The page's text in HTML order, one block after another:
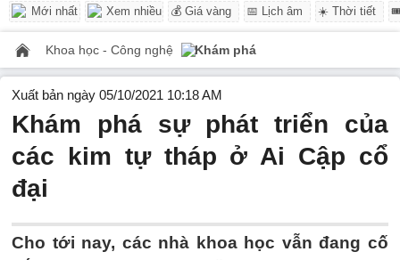
Mới nhất Xem nhiều 💰 Giá vàng 📅 Lịch âm ☀️ Thời tiết
Khoa học - Công nghệ Khám phá
Xuất bản ngày 05/10/2021 10:18 AM
Khám phá sự phát triển của
các kim tự tháp ở Ai Cập cổ
đại
Cho tới nay, các nhà khoa học vẫn đang cố